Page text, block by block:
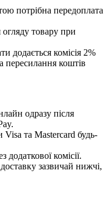
потрібна передоплата
товару при
додається комісія 2%
пересилання коштів
одразу після
та Mastercard будь-
комісії.
зазвичай нижчі,